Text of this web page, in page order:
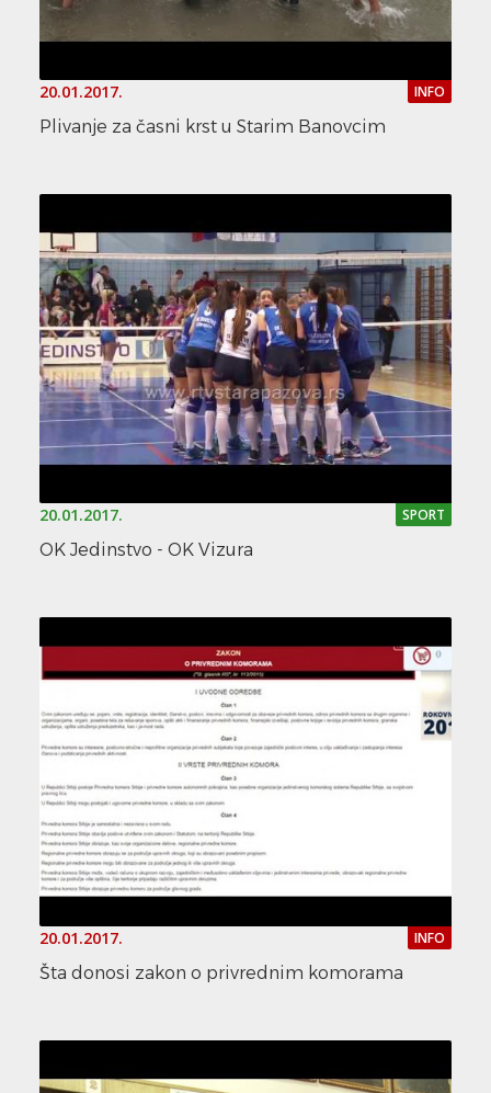
20.01.2017. INFO
Plivanje za časni krst u Starim Banovcim
20.01.2017. SPORT
OK Jedinstvo - OK Vizura
20.01.2017. INFO
Šta donosi zakon o privrednim komorama